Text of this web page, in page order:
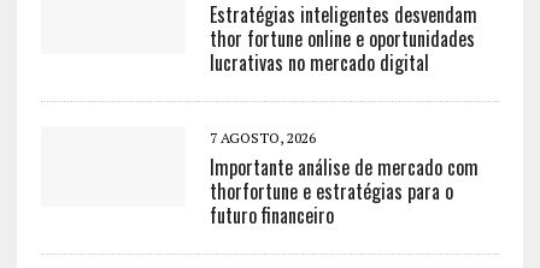
Estratégias inteligentes desvendam
thor fortune online e oportunidades
lucrativas no mercado digital
7 AGOSTO, 2026
Importante análise de mercado com
thorfortune e estratégias para o
futuro financeiro